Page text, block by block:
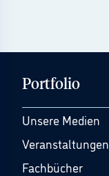
Portfolio
Unsere Medien
Veranstaltungen
Fachbücher